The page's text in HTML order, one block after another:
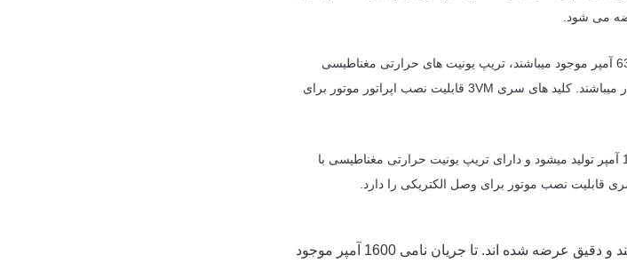
این کلید ها مدل نرمال بازار هستند و تا جریان نامی 630 آمپر موجود میباشند، تریپ یونیت های حرارتی مغناطیسی
دارند و به دلیل قیمت مناسب در ایران بسیار پرطرفدار میباشند. کلید های سری 3VM قابلیت نصب اپراتور موتور برای
سری 3VA1 کلید اتوماتیک زیمنس تا جریان نامی 1000 آمپر تولید میشود و دارای تریپ یونیت حرارتی مغناطیسی با
این کلید ها با تریپ یونیت های الکترونیکی هوشمند و دقیق عرضه شده اند. تا جریان نامی 1600 آمپر موجود